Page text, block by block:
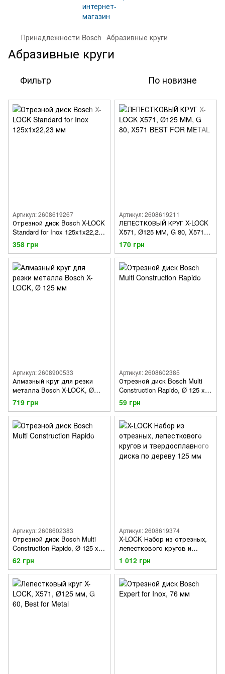
Принадлежности Bosch Абразивные круги
Абразивные круги
Фильтр По новизне
Артикул: 2608619267
Отрезной диск Bosch X-LOCK
Standard for Inox 125x1x22,23
мм
358 грн
Артикул: 2608619211
ЛЕПЕСТКОВЫЙ КРУГ X-LOCK
X571, Ø125 ММ, G 80, X571
BEST FOR METAL
170 грн
Артикул: 2608900533
Алмазный круг для резки
металла Bosch X-LOCK, Ø
125 мм
719 грн
Артикул: 2608602385
Отрезной диск Bosch Multi
Construction Rapido, Ø 125 x
1,0 мм
59 грн
Артикул: 2608602383
Отрезной диск Bosch Multi
Construction Rapido, Ø 125 x
1,6 мм
62 грн
Артикул: 2608619374
X-LOCK Набор из отрезных,
лепесткового кругов и
твердосплавного диска по
дереву 125 мм
1 012 грн